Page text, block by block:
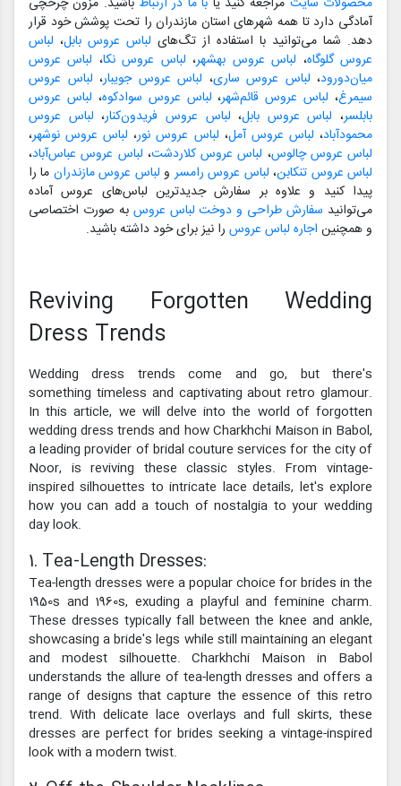
آمادگی دارد تا همه شهرهای استان مازندران را تحت پوشش خود قرار
دهد. شما می‌توانید با استفاده از تگ‌های لباس عروس بابل، لباس
عروس گلوگاه، لباس عروس بهشهر، لباس عروس نکا، لباس عروس
میان‌دورود، لباس عروس ساری، لباس عروس جویبار، لباس عروس
سیمرغ، لباس عروس قائم‌شهر، لباس عروس سوادکوه، لباس عروس
بابلسر، لباس عروس بابل، لباس عروس فریدون‌کنار، لباس عروس
محمودآباد، لباس عروس آمل، لباس عروس نور، لباس عروس نوشهر،
لباس عروس چالوس، لباس عروس کلاردشت، لباس عروس عباس‌آباد،
لباس عروس تنکابن، لباس عروس رامسر و لباس عروس مازندران ما را
پیدا کنید و علاوه بر سفارش جدیدترین لباس‌های عروس آماده
می‌توانید سفارش طراحی و دوخت لباس عروس به صورت اختصاصی
و همچنین اجاره لباس عروس را نیز برای خود داشته باشید.
Reviving Forgotten Wedding
Dress Trends
Wedding dress trends come and go, but there's
something timeless and captivating about retro glamour.
In this article, we will delve into the world of forgotten
wedding dress trends and how Charkhchi Maison in Babol,
a leading provider of bridal couture services for the city of
Noor, is reviving these classic styles. From vintage-
inspired silhouettes to intricate lace details, let's explore
how you can add a touch of nostalgia to your wedding
day look.
1. Tea-Length Dresses:
Tea-length dresses were a popular choice for brides in the
1950s and 1960s, exuding a playful and feminine charm.
These dresses typically fall between the knee and ankle,
showcasing a bride's legs while still maintaining an elegant
and modest silhouette. Charkhchi Maison in Babol
understands the allure of tea-length dresses and offers a
range of designs that capture the essence of this retro
trend. With delicate lace overlays and full skirts, these
dresses are perfect for brides seeking a vintage-inspired
look with a modern twist.